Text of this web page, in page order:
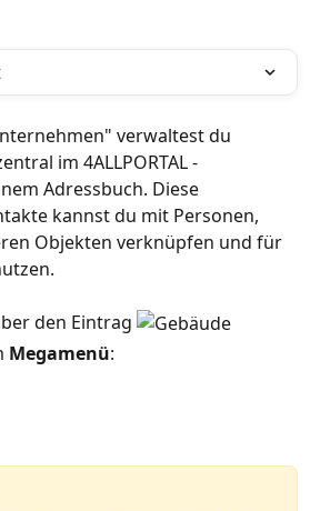
verwaltest du
im 4ALLPORTAL -
Adressbuch. Diese
kannst du mit Personen,
Objekten verknüpfen und für
den Eintrag
Megamenü: